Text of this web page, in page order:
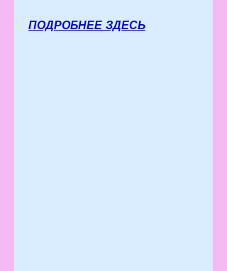
ПОДРОБНЕЕ ЗДЕСЬ